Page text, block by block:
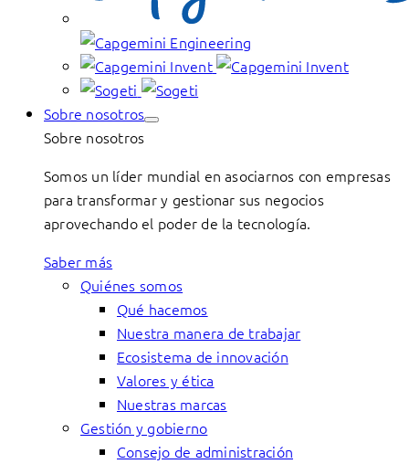
Sobre nosotros
Sobre nosotros
Somos un líder mundial en asociarnos con empresas
para transformar y gestionar sus negocios
aprovechando el poder de la tecnología.
Saber más
Quiénes somos
Qué hacemos
Nuestra manera de trabajar
Ecosistema de innovación
Valores y ética
Nuestras marcas
Gestión y gobierno
Consejo de administración